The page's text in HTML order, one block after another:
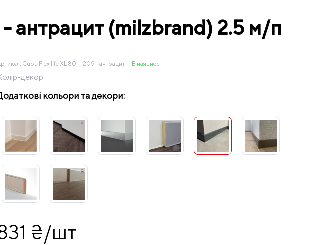
антрацит (milzbrand) 2.5 м/п
Cubu Flex life XL 80 - 1209 - антрацит В наявності
декор:
кольори та декори:
₴/шт